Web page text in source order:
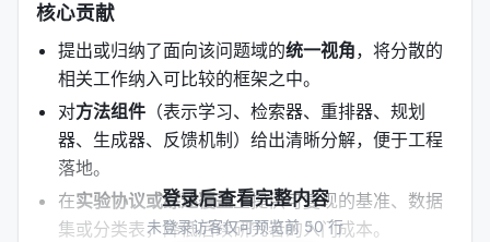
核心贡献
提出或归纳了面向该问题域的统一视角，将分散的
相关工作纳入可比较的框架之中。
对方法组件 （表示学习、检索器、重排器、规划
器、生成器、反馈机制）给出清晰分解，便于工程
落地。
在实验协议或综述覆盖上提供可复现的基准、数据
集或分类表，降低后续研究者的入门成本。
登录后查看完整内容
未登录访客仅可预览前 50 行